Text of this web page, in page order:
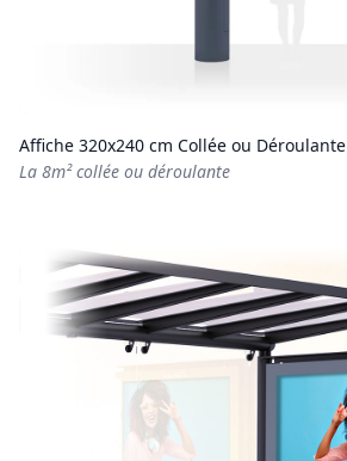
Affiche 320x240 cm Collée ou Déroulante
La 8m² collée ou déroulante